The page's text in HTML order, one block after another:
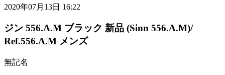
2020年07月13日 16:22
ジン 556.A.M ブラック 新品 (Sinn 556.A.M)/
Ref.556.A.M メンズ
無記名